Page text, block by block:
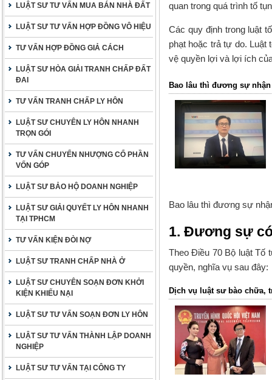
LUẬT SƯ TƯ VẤN MUA BÁN NHÀ ĐẤT
LUẬT SƯ TƯ VẤN HỢP ĐỒNG VÔ HIỆU
TƯ VẤN HỢP ĐỒNG GIẢ CÁCH
LUẬT SƯ HÒA GIẢI TRANH CHẤP ĐẤT
ĐAI
TƯ VẤN TRANH CHẤP LY HÔN
LUẬT SƯ CHUYÊN LY HÔN NHANH
TRỌN GÓI
TƯ VẤN CHUYỂN NHƯỢNG CỔ PHẦN
VỐN GÓP
LUẬT SƯ BẢO HỘ DOANH NGHIỆP
LUẬT SƯ GIẢI QUYẾT LY HÔN NHANH
TẠI TPHCM
TƯ VẤN KIỆN ĐÒI NỢ
LUẬT SƯ TRANH CHẤP NHÀ Ở
LUẬT SƯ CHUYÊN SOẠN ĐƠN KHỞI
KIỆN KHIẾU NẠI
LUẬT SƯ TƯ VẤN SOẠN ĐƠN LY HÔN
LUẬT SƯ TƯ VẤN THÀNH LẬP DOANH
NGHIỆP
LUẬT SƯ TƯ VẤN TẠI CÔNG TY
quan trong quá trình tố
Các quy định trong luật
phạt hoặc trả tự do. Luật
vệ quyền lợi và lợi ích
Bao lâu thì đương sự
Bao lâu thì đương sự
1. Đương sự
Theo Điều 70 Bộ luật Tố
quyền, nghĩa vụ sau đây:
Dịch vụ luật sư bào chữa,